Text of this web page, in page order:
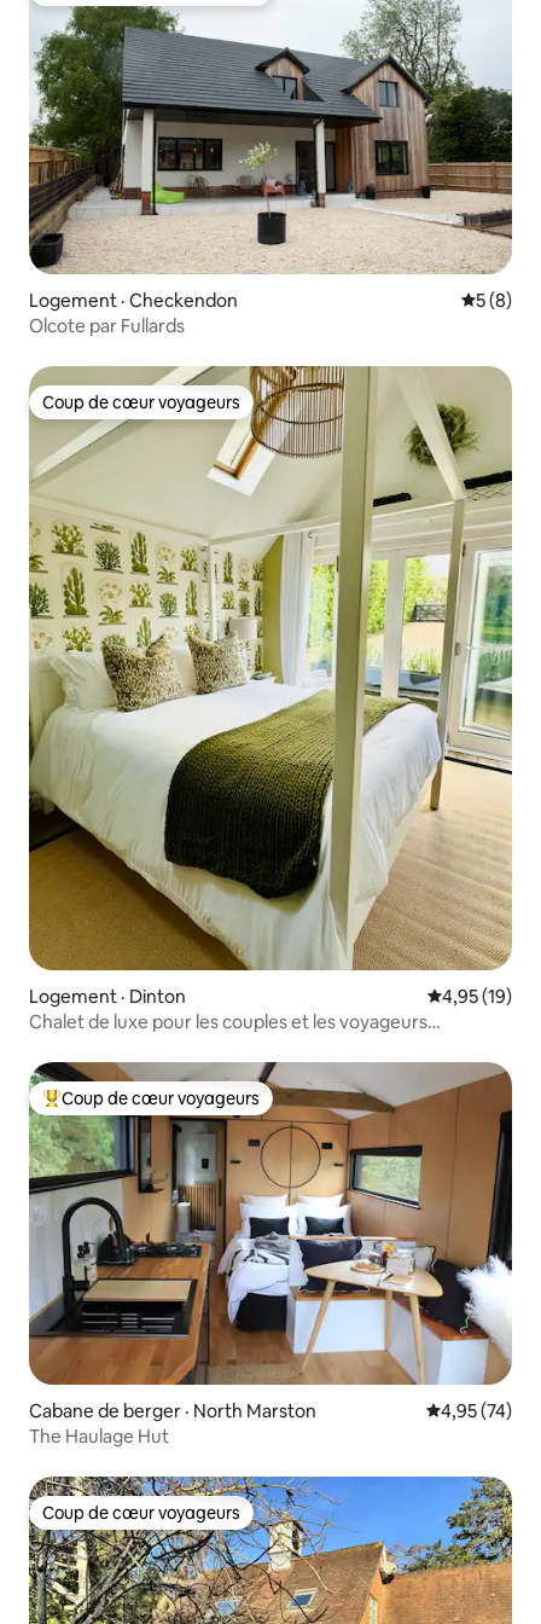
Logement · Checkendon Note
5 (8)
Olcote par Fullards
Coup de cœur voyageurs
Coup de cœur voyageurs
Logement · Dinton Note
4,95 (19)
Chalet de luxe pour les couples et les voyageurs
Coup de cœur voyageurs parmi les plus aimés
Coup de cœur voyageurs
Cabane de berger · North Marston Note
4,95 (74)
The Haulage Hut
Coup de cœur voyageurs
Coup de cœur voyageurs